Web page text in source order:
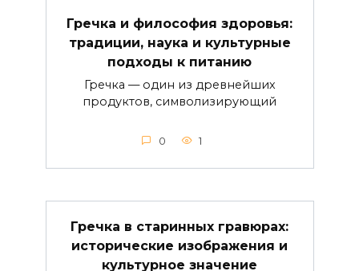
Гречка и философия здоровья:
традиции, наука и культурные
подходы к питанию
Гречка — один из древнейших
продуктов, символизирующий
0 1
Гречка в старинных гравюрах:
исторические изображения и
культурное значение